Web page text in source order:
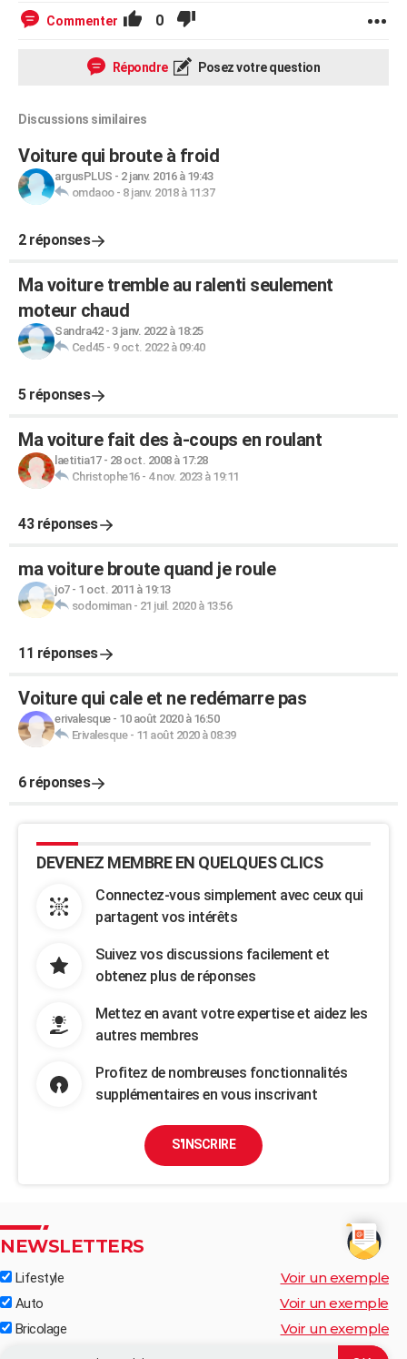
AVIS DE DÉCÈS
Commenter 0
Répondre Posez votre question
Discussions similaires
Voiture qui broute à froid
argusPLUS - 2 janv. 2016 à 19:43
omdaoo- 8 janv. 2018 à 11:37
2 réponses
Ma voiture tremble au ralenti seulement
moteur chaud
Sandra42- 3 janv. 2022 à 18:25
Ced45- 9 oct. 2022 à 09:40
5 réponses
Ma voiture fait des à-coups en roulant
laetitia17- 28 oct. 2008 à 17:28
Christophe16- 4 nov. 2023 à 19:11
43 réponses
ma voiture broute quand je roule
jo7- 1 oct. 2011 à 19:13
sodomiman- 21 juil. 2020 à 13:56
11 réponses
Voiture qui cale et ne redémarre pas
erivalesque- 10 août 2020 à 16:50
Erivalesque- 11 août 2020 à 08:39
6 réponses
DEVENEZ MEMBRE EN QUELQUES CLICS
Connectez-vous simplement avec ceux qui
partagent vos intérêts
Suivez vos discussions facilement et
obtenez plus de réponses
Mettez en avant votre expertise et aidez les
autres membres
Profitez de nombreuses fonctionnalités
supplémentaires en vous inscrivant
S'INSCRIRE
NEWSLETTERS
Lifestyle Voir un exemple
Auto Voir un exemple
Bricolage Voir un exemple